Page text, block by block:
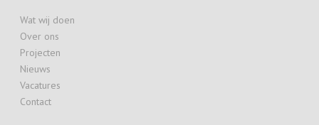
Wat wij doen
Over ons
Projecten
Nieuws
Vacatures
Contact